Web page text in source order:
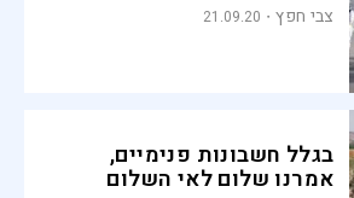
צבי חפץ 21.09.20
בגלל חשבונות פנימיים,
אמרנו שלום לאי השלום